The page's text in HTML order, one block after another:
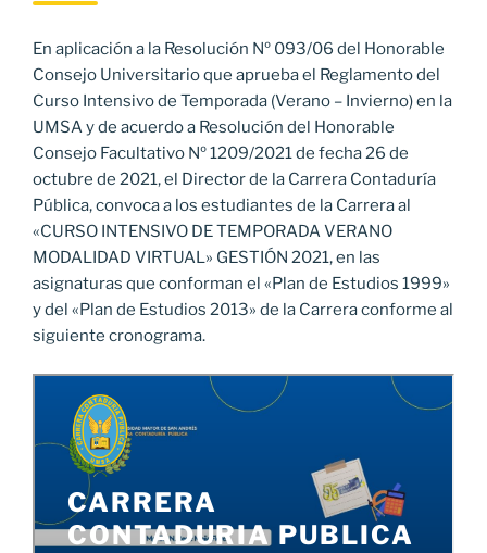
En aplicación a la Resolución Nº 093/06 del Honorable
Consejo Universitario que aprueba el Reglamento del
Curso Intensivo de Temporada (Verano – Invierno) en la
UMSA y de acuerdo a Resolución del Honorable
Consejo Facultativo Nº 1209/2021 de fecha 26 de
octubre de 2021, el Director de la Carrera Contaduría
Pública, convoca a los estudiantes de la Carrera al
«CURSO INTENSIVO DE TEMPORADA VERANO
MODALIDAD VIRTUAL» GESTIÓN 2021, en las
asignaturas que conforman el «Plan de Estudios 1999»
y del «Plan de Estudios 2013» de la Carrera conforme al
siguiente cronograma.